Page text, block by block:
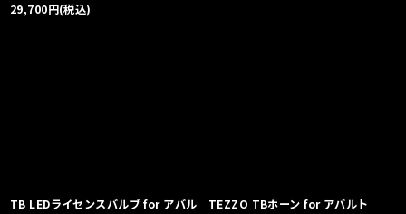
29,700円(税込)
TB LEDライセンスバルブ for アバル
TEZZO TBホーン for アバルト